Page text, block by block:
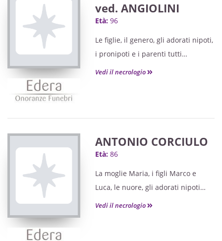
ved. ANGIOLINI
Età: 96
Le figlie, il genero, gli adorati nipoti,
i pronipoti e i parenti tutti
annunciano la scomparsa della loro
Vedi il necrologio
ANTONIO CORCIULO
Età: 86
La moglie Maria, i figli Marco e
Luca, le nuore, gli adorati nipoti
e i parenti tutti annunciano la
Vedi il necrologio